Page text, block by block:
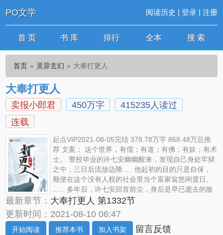
PO文学 阅读历史 | 登录| 注册
首 页 书 库 排行 全本 搜 索
首页 灵异玄幻 大奉打更人
大奉打更人
卖报小郎君 450万字
415235人读过
连载
起点VIP2021-08-05完结 378.78万字 868.48万总推
荐 文案： 这个世界，有儒；有道；有佛；有妖；有术
士。 警校毕业的许七安幽幽醒来，发现自己身处牢狱
之中，三日后流放边陲..... 他起初的目的只是自保，
顺便在这个没有人权的社会里当个富家翁悠闲度日。
...... 多年后，许七安回首前尘，身后是早已逝去的敌
人，以及累累白骨。 滚滚长江东逝水，浪花淘尽英雄，是非成败转头
空。 青山依旧在，几度夕阳红。 作者自定义标签：穿越 轻松 阵法
最新章节： 大奉打更人 第1332节
更新时间：2021-08-10 06:47
开始阅读 推荐本书 加入书架 留言反馈